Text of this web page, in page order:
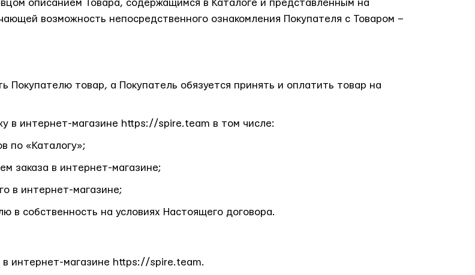
описанием Товара, содержащимся в Каталоге и представленным на
возможность непосредственного ознакомления Покупателя с Товаром –
Покупателю товар, а Покупатель обязуется принять и оплатить товар на
в интернет-магазине https://spire.team в том числе:
по «Каталогу»;
заказа в интернет-магазине;
в интернет-магазине;
в собственность на условиях Настоящего договора.
в интернет-магазине https://spire.team.